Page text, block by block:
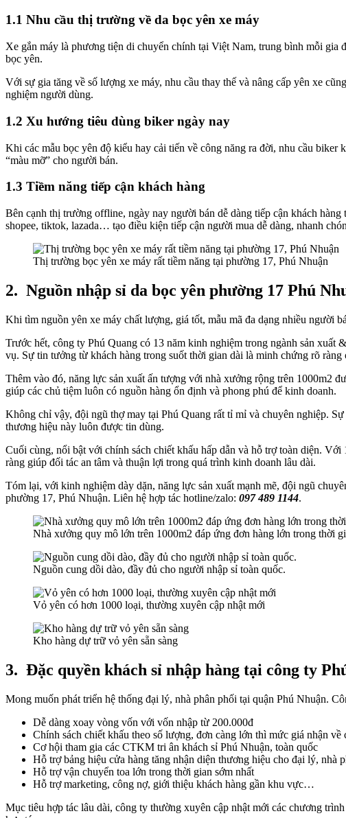
1.1 Nhu cầu thị trường về da bọc yên xe máy
Xe gắn máy là phương tiện di chuyển chính tại Việt Nam, trung bình mỗi
bọc yên.
Với sự gia tăng về số lượng xe máy, nhu cầu thay thế và nâng cấp yên xe
nghiệm người dùng.
1.2 Xu hướng tiêu dùng biker ngày nay
Khi các mẫu bọc yên độ kiểu hay cải tiến về công năng ra đời, nhu cầu
“màu mỡ” cho người bán.
1.3 Tiềm năng tiếp cận khách hàng
Bên cạnh thị trường offline, ngày nay người bán dễ dàng tiếp cận khách
shopee, tiktok, lazada… tạo điều kiện tiếp cận người mua dễ dàng, nhanh
Thị trường bọc yên xe máy rất tiềm năng tại phường 17, Phú Nhuận
2. Nguồn nhập sỉ da bọc yên phường 17 Phú
Khi tìm nguồn yên xe máy chất lượng, giá tốt, mẫu mã đa dạng nhiều người
Trước hết, công ty Phú Quang có 13 năm kinh nghiệm trong ngành sản xuất
vụ. Sự tin tưởng từ khách hàng trong suốt thời gian dài là minh chứng rõ
Thêm vào đó, năng lực sản xuất ấn tượng với nhà xưởng rộng trên 1000m2
giúp các chủ tiệm luôn có nguồn hàng ổn định và phong phú để kinh doanh.
Không chỉ vậy, đội ngũ thợ may tại Phú Quang rất tỉ mỉ và chuyên nghiệp.
thương hiệu này luôn được tin dùng.
Cuối cùng, nổi bật với chính sách chiết khấu hấp dẫn và hỗ trợ toàn diện.
ràng giúp đối tác an tâm và thuận lợi trong quá trình kinh doanh lâu dài.
Tóm lại, với kinh nghiệm dày dặn, năng lực sản xuất mạnh mẽ, đội ngũ
phường 17, Phú Nhuận. Liên hệ hợp tác hotline/zalo: 097 489 1144.
Nhà xưởng quy mô lớn trên 1000m2 đáp ứng đơn hàng lớn trong thời
Nguồn cung dồi dào, đầy đủ cho người nhập sỉ toàn quốc.
Vỏ yên có hơn 1000 loại, thường xuyên cập nhật mới
Kho hàng dự trữ vỏ yên sẵn sàng
3. Đặc quyền khách sỉ nhập hàng tại công ty
Mong muốn phát triển hệ thống đại lý, nhà phân phối tại quận Phú Nhuận.
Dễ dàng xoay vòng vốn với vốn nhập từ 200.000đ
Chính sách chiết khấu theo số lượng, đơn càng lớn thì mức giá nhận về
Cơ hội tham gia các CTKM tri ân khách sỉ Phú Nhuận, toàn quốc
Hỗ trợ bảng hiệu cửa hàng tăng nhận diện thương hiệu cho đại lý, nhà
Hỗ trợ vận chuyển toa lớn trong thời gian sớm nhất
Hỗ trợ marketing, công nợ, giới thiệu khách hàng gần khu vực…
Mục tiêu hợp tác lâu dài, công ty thường xuyên cập nhật mới các chương